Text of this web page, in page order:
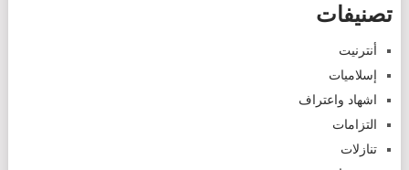
تصنيفات
أنترنيت
إسلاميات
اشهاد واعتراف
التزامات
تنازلات